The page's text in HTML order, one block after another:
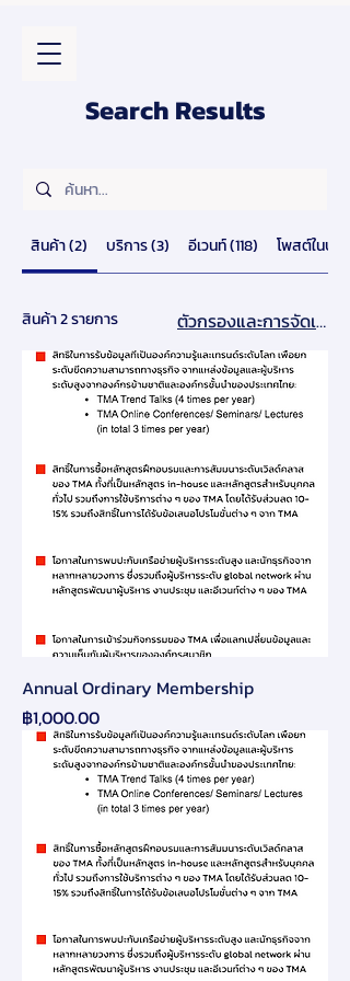
Search Results
สินค้า (2) บริการ (3) อีเวนท์ (118) โพสต์ในบล็อ
สินค้า 2 รายการ ตัวกรองและการจัดเรียง
Annual Ordinary Membership
ราคา
฿1,000.00